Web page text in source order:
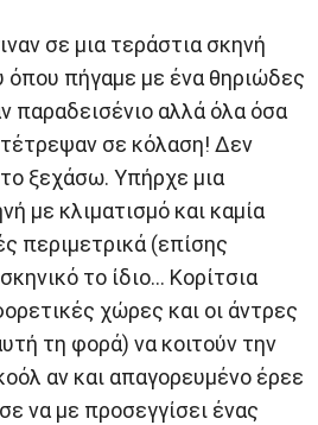
σε μια τεράστια σκηνή
όπου πήγαμε με ένα θηριώδες
παραδεισένιο αλλά όλα όσα
σε κόλαση! Δεν
ξεχάσω. Υπήρχε μια
με κλιματισμό και καμία
περιμετρικά (επίσης
το ίδιο… Κορίτσια
χώρες και οι άντρες
τη φορά) να κοιτούν την
αν και απαγορευμένο έρεε
να με προσεγγίσει ένας